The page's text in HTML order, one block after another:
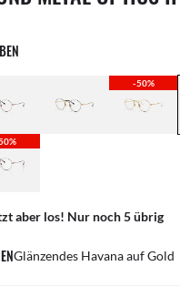
-50%
aber los! Nur noch 5 übrig
Glänzendes Havana auf Gold